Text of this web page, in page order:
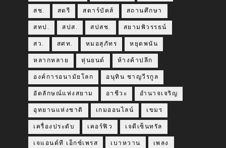
สช. สตรี สตาร์บัคส์ สถานศึกษา
สทป. สปส. สปสช. สยามพิวรรธน์
สว. สศท. หมอสุภัทร หยุดพนัน
หลากหลาย หุ่นยนต์ ห้างค้าปลีก
องค์การอนามัยโลก อนุทิน ชาญวีรกูล
อัตลักษณ์แห่งสยาม อาชีวะ อำนาจเจริญ
อุทยานแห่งชาติ เกมออนไลน์ เขมร
เครื่องประดับ เคอร์ฟิว เจดีเซ็นทรัล
เจแอนด์ที เอ็กซ์เพรส เบาหวาน เพลง